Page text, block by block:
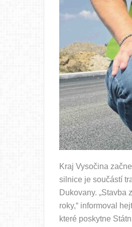
Kraj Vysočina
silnice je součástí
Dukovany.
roky,“ informoval
které poskytne